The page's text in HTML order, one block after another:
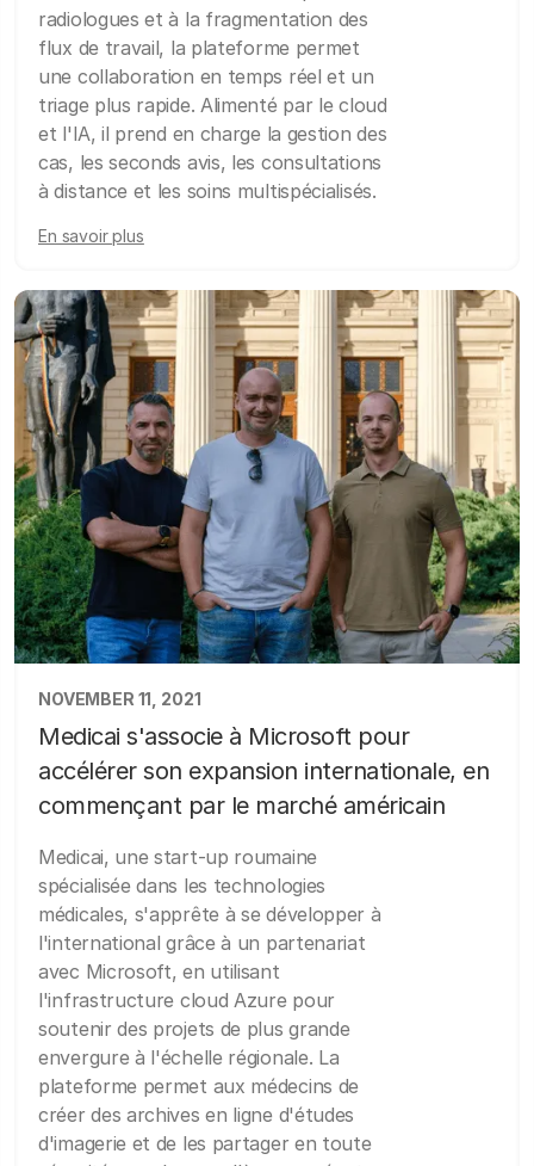
radiologues et à la fragmentation des
flux de travail, la plateforme permet
une collaboration en temps réel et un
triage plus rapide. Alimenté par le cloud
et l'IA, il prend en charge la gestion des
cas, les seconds avis, les consultations
à distance et les soins multispécialisés.
En savoir plus
NOVEMBER 11, 2021
Medicai s'associe à Microsoft pour
accélérer son expansion internationale, en
commençant par le marché américain
Medicai, une start-up roumaine
spécialisée dans les technologies
médicales, s'apprête à se développer à
l'international grâce à un partenariat
avec Microsoft, en utilisant
l'infrastructure cloud Azure pour
soutenir des projets de plus grande
envergure à l'échelle régionale. La
plateforme permet aux médecins de
créer des archives en ligne d'études
d'imagerie et de les partager en toute